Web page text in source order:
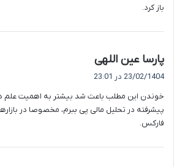
باز کرد.
پارسا عین اللهی
:
23/02/1404 در 23:01
خوندن این مطلب باعث شد بیشتر به اهمیت علم
پیشرفته در تحلیل مالی پی ببرم، مخصوصا در
فارکس.